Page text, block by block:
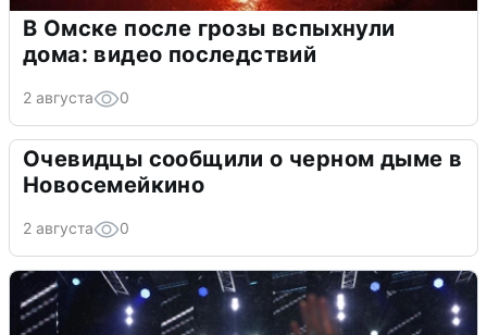
В Омске после грозы вспыхнули
дома: видео последствий
2 августа 0
Очевидцы сообщили о черном дыме в
Новосемейкино
2 августа 0